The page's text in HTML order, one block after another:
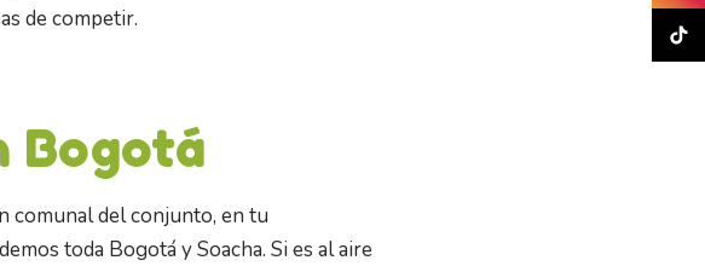
de competir.
Bogotá
comunal del conjunto, en tu
toda Bogotá y Soacha. Si es al aire